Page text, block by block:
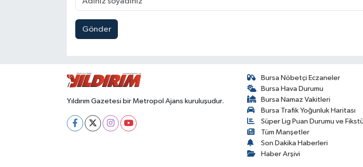
Gönder
Yıldırım Gazetesi bir Metropol Ajans kuruluşudur.
Bursa Nöbetçi Eczaneler
Bursa Hava Durumu
Bursa Namaz Vakitleri
Bursa Trafik Yoğunluk Haritası
Süper Lig Puan Durumu ve
Tüm Manşetler
Son Dakika Haberleri
Haber Arşivi